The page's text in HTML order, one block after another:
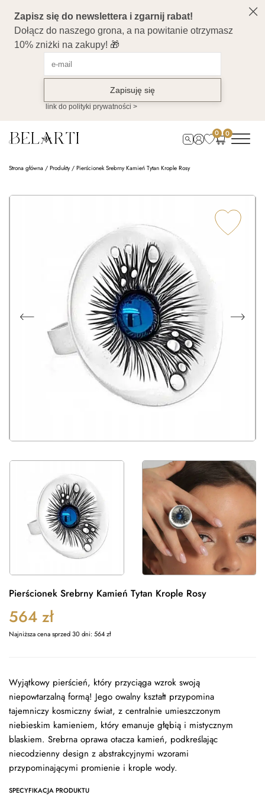
0 0
Strona główna / Produkty/ Pierścionek Srebrny Kamień Tytan Krople Rosy
Pierścionek Srebrny Kamień Tytan Krople Rosy
564 zł
Najniższa cena sprzed 30 dni:564zł
Wyjątkowy pierścień, który przyciąga wzrok swoją
niepowtarzalną formą! Jego owalny kształt przypomina
tajemniczy kosmiczny świat, z centralnie umieszczonym
niebieskim kamieniem, który emanuje głębią i mistycznym
blaskiem. Srebrna oprawa otacza kamień, podkreślając
niecodzienny design z abstrakcyjnymi wzorami
przypominającymi promienie i krople wody.
SPECYFIKACJA PRODUKTU